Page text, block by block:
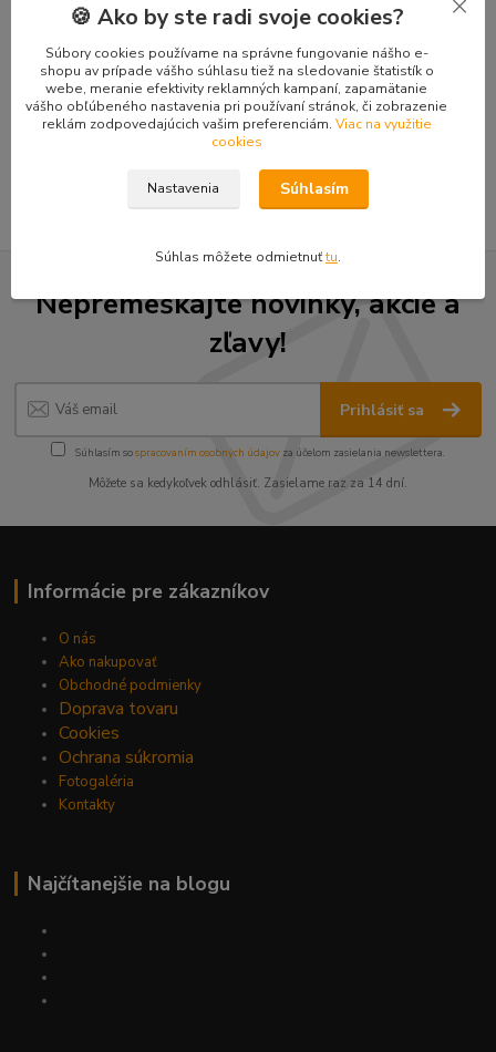
Hmotnosť (brutto / netto): cca 180/195 kg
Rozmery stroja (DxŠxV): 2100x720x1100 mm
Tovar zaradený v kategóriách
Nepremeškajte novinky, akcie a
zľavy!
Prihlásiť sa
Súhlasím sospracovaním osobných údajov za účelom zasielania newslettera.
Môžete sa kedykoľvek odhlásiť. Zasielame raz za 14 dní.
Informácie pre zákazníkov
O nás
Ako nakupovať
Obchodné podmienky
Doprava tovaru
Cookies
Ochrana súkromia
Fotogaléria
Kontakty
Najčítanejšie na blogu
🍪 Ako by ste radi svoje cookies?
Súbory cookies používame na správne fungovanie nášho e-
shopu av prípade vášho súhlasu tiež na sledovanie štatistík o
webe, meranie efektivity reklamných kampaní, zapamätanie
vášho obľúbeného nastavenia pri používaní stránok, či zobrazenie
reklám zodpovedajúcich vašim preferenciám. Viac na využitie
cookies
Nastavenia Súhlasím
Súhlas môžete odmietnuťtu.